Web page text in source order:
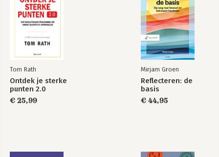
Tom Rath
Ontdek je sterke
punten 2.0
€ 25,99
Mirjam Groen
Reflecteren: de
basis
€ 44,95